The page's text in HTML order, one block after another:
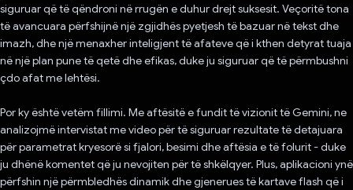
siguruar që të qëndroni në rrugën e duhur drejt suksesit. Veçoritë tona
të avancuara përfshijnë një zgjidhës pyetjesh të bazuar në tekst dhe
imazh, dhe një menaxher inteligjent të afateve që i kthen detyrat tuaja
në një plan pune të qetë dhe efikas, duke ju siguruar që të përmbushni
çdo afat me lehtësi.
Por ky është vetëm fillimi. Me aftësitë e fundit të vizionit të Gemini, ne
analizojmë intervistat me video për të siguruar rezultate të detajuara
për parametrat kryesorë si fjalori, besimi dhe aftësia e të folurit - duke
ju dhënë komentet që ju nevojiten për të shkëlqyer. Plus, aplikacioni ynë
përfshin një përmbledhës dinamik dhe gjenerues të kartave flash që i